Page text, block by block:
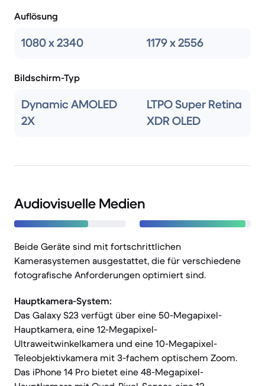
Auflösung
1080 x 2340 1179 x 2556
Bildschirm-Typ
Dynamic AMOLED
2X
LTPO Super Retina
XDR OLED
Audiovisuelle Medien
Beide Geräte sind mit fortschrittlichen
Kamerasystemen ausgestattet, die für verschiedene
fotografische Anforderungen optimiert sind.
Hauptkamera-System:
Das Galaxy S23 verfügt über eine 50-Megapixel-
Hauptkamera, eine 12-Megapixel-
Ultraweitwinkelkamera und eine 10-Megapixel-
Teleobjektivkamera mit 3-fachem optischem Zoom.
Das iPhone 14 Pro bietet eine 48-Megapixel-